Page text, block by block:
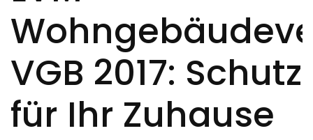
VGB 2017: Schutz
für Ihr Zuhause